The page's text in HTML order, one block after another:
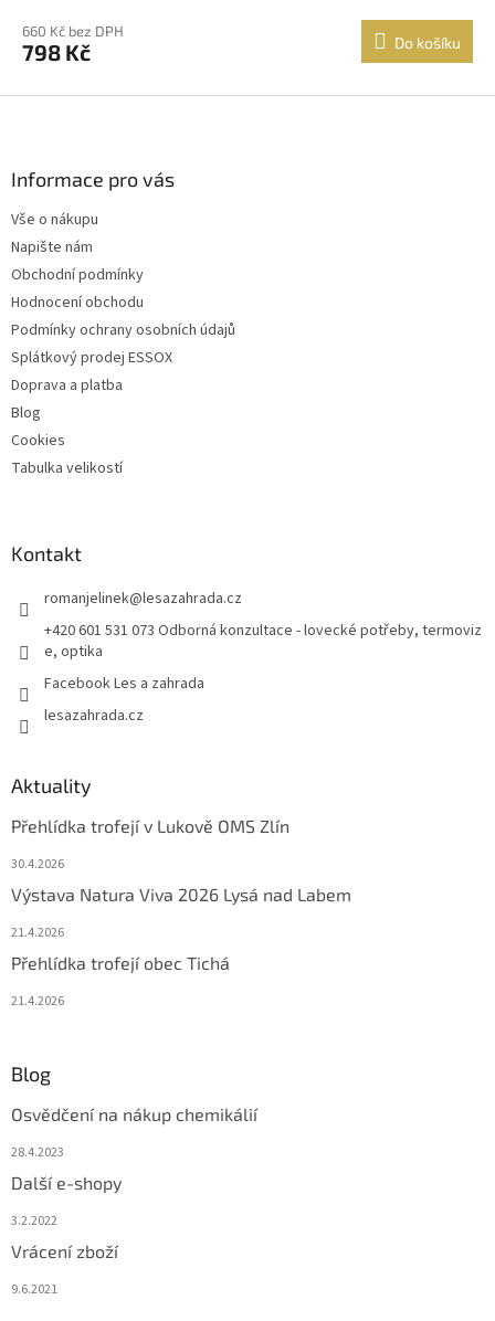
660 Kč bez DPH
798 Kč Do košíku
Informace pro vás
Vše o nákupu
Napište nám
Obchodní podmínky
Hodnocení obchodu
Podmínky ochrany osobních údajů
Splátkový prodej ESSOX
Doprava a platba
Blog
Cookies
Tabulka velikostí
Kontakt
romanjelinek@lesazahrada.cz
+420 601 531 073 Odborná konzultace - lovecké potřeby, termoviz
e, optika
Facebook Les a zahrada
lesazahrada.cz
Aktuality
Přehlídka trofejí v Lukově OMS Zlín
30.4.2026
Výstava Natura Viva 2026 Lysá nad Labem
21.4.2026
Přehlídka trofejí obec Tichá
21.4.2026
Blog
Osvědčení na nákup chemikálií
28.4.2023
Další e-shopy
3.2.2022
Vrácení zboží
9.6.2021